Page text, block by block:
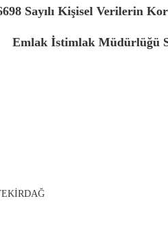
Sayılı Kişisel Verilerin
Süreçlerine